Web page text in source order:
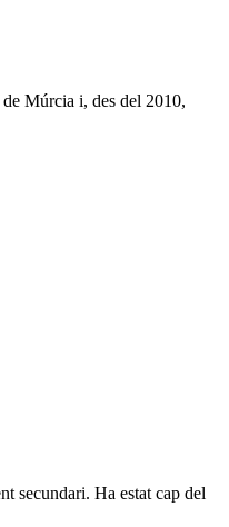
Múrcia i, des del 2010,
secundari. Ha estat cap del